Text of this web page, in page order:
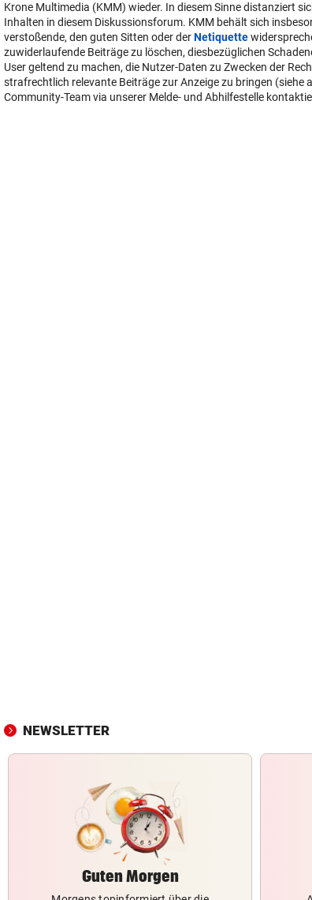
Krone Multimedia (KMM) wieder. In diesem Sinne distanziert
Inhalten in diesem Diskussionsforum. KMM behält sich
verstoßende, den guten Sitten oder derNetiquette
zuwiderlaufende Beiträge zu löschen, diesbezüglichen
User geltend zu machen, die Nutzer-Daten zu Zwecken der
strafrechtlich relevante Beiträge zur Anzeige zu bringen (siehe
Community-Team via unserer Melde- und Abhilfestelle
NEWSLETTER
Guten Morgen